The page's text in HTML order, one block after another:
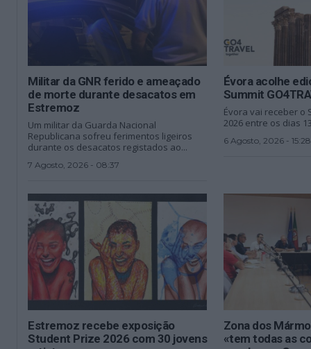
Militar da GNR ferido e ameaçado
de morte durante desacatos em
Estremoz
Um militar da Guarda Nacional
Republicana sofreu ferimentos ligeiros
durante os desacatos registados ao...
7 Agosto, 2026 - 08:37
Évora acolhe
Summit
Évora vai receber o
2026 entre os dias
6 Agosto, 2026 - 15:28
Estremoz recebe exposição
Student Prize 2026 com 30 jovens
Zona dos
«tem todas as